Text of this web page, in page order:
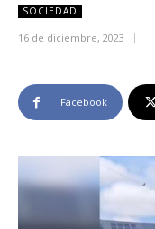
SOCIEDAD
16 de diciembre, 2023
Facebook